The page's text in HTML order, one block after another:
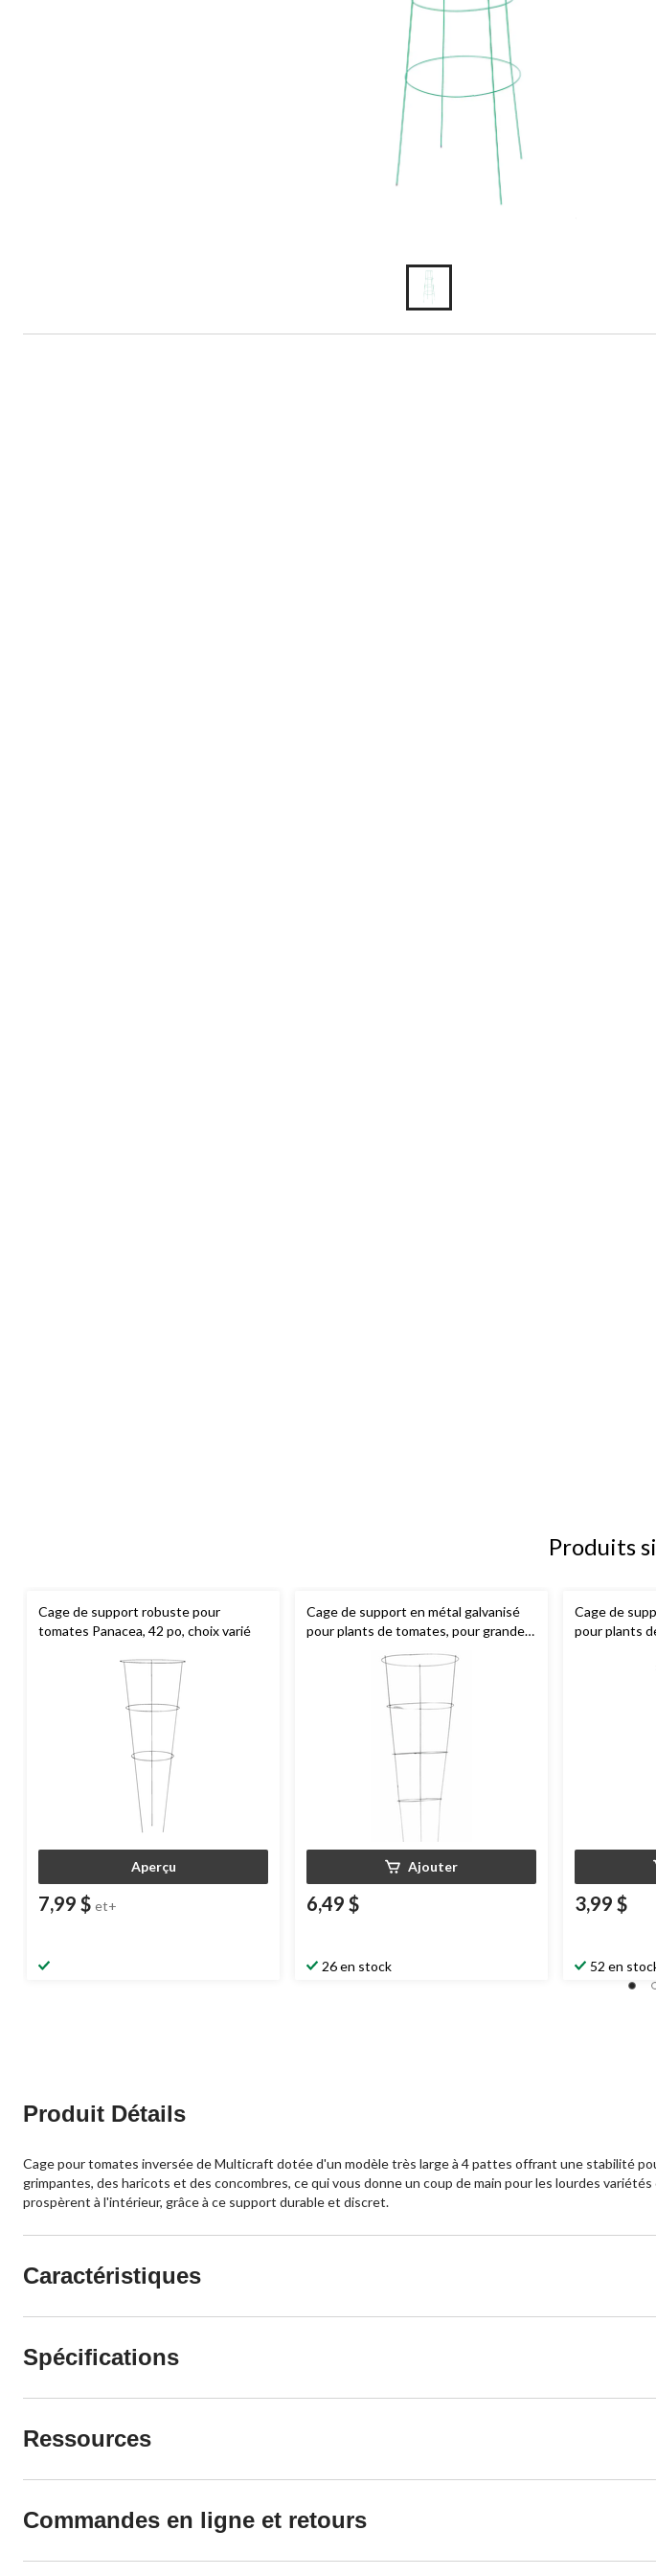
Produits
Cage de support robuste pour
tomates Panacea, 42 po, choix varié
Aperçu
7,99 $ et+
Cage de support en métal galvanisé
pour plants de tomates, pour grandes
Ajouter
6,49 $
26 en stock
Cage de
pour plants
3,99 $
52 en
Produit Détails
Cage pour tomates inversée de Multicraft dotée d'un modèle très large à 4 pattes offrant une stabilité
grimpantes, des haricots et des concombres, ce qui vous donne un coup de main pour les lourdes
prospèrent à l'intérieur, grâce à ce support durable et discret.
Caractéristiques
Spécifications
Ressources
Commandes en ligne et retours